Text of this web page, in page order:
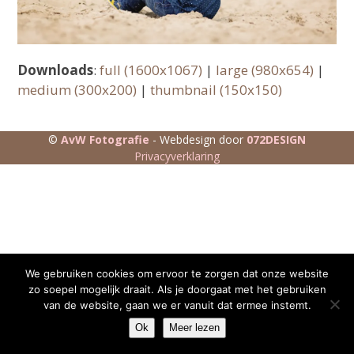
Downloads:full (1600x1067) | large (980x654) |
medium (300x200) |thumbnail (150x150)
© AvW Fotografie - Webdesign door 072DESIGN
Privacyverklaring
We gebruiken cookies om ervoor te zorgen dat onze website
zo soepel mogelijk draait. Als je doorgaat met het gebruiken
van de website, gaan we er vanuit dat ermee instemt.
Ok Meer lezen